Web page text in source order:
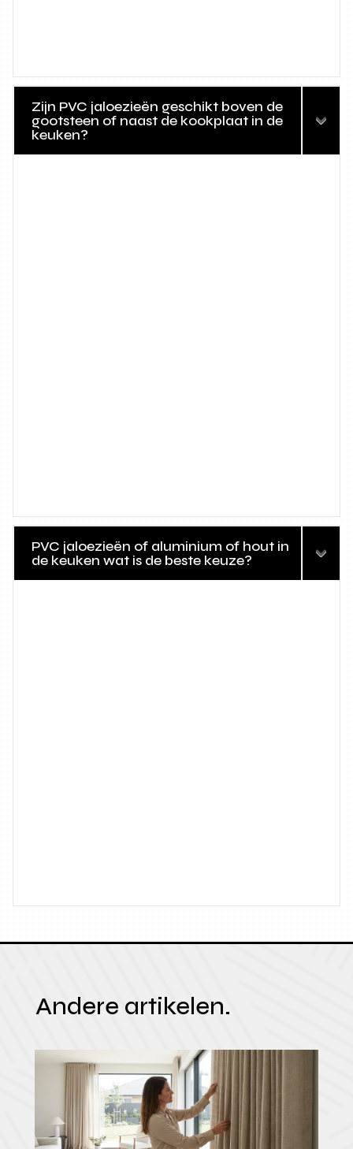
Zijn PVC jaloezieën geschikt boven de
gootsteen of naast de kookplaat in de
keuken?
PVC jaloezieën of aluminium of hout in
de keuken wat is de beste keuze?
Andere artikelen.